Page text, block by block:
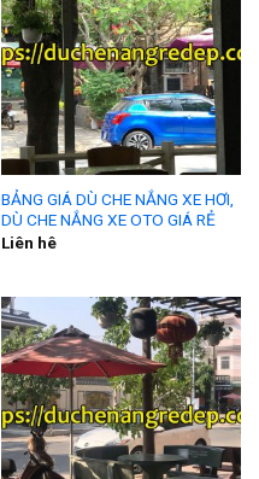
BẢNG GIÁ DÙ CHE NẮNG XE HƠI,
DÙ CHE NẮNG XE OTO GIÁ RẺ
Liên hê